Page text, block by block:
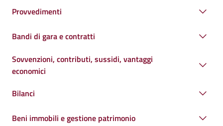
Provvedimenti
Bandi di gara e contratti
Sovvenzioni, contributi, sussidi, vantaggi
economici
Bilanci
Beni immobili e gestione patrimonio